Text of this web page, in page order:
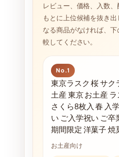
レビュー、価格、入数
もとに上位候補を抜き
なる商品がなければ、
較してください。
No.1
東京ラスク 桜 サク
土産 東京 お土産
さくら8枚入 春 入
い ご入学祝い ご卒
期間限定 洋菓子 焼
お土産向け